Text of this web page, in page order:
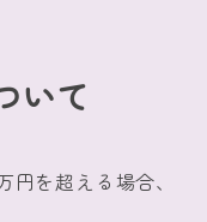
いて
を超える場合、